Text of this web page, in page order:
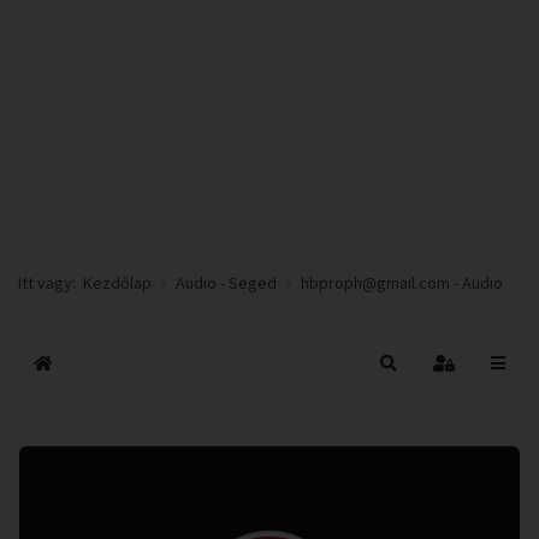
Itt vagy: Kezdőlap Audio - Seged hbproph@gmail.com - Audio
Főoldal Keresés